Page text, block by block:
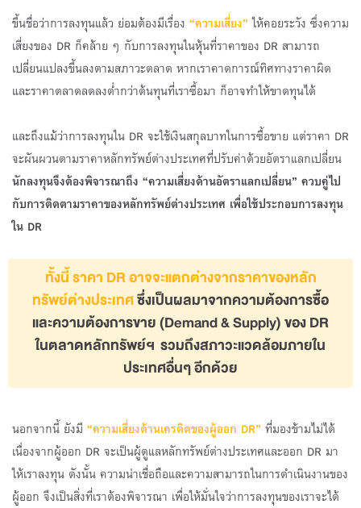
ขึ้นชื่อว่าการลงทุนแล้ว ย่อมต้องมีเรื่อง “ความเสี่ยง” ให้คอยระวัง ซึ่งความ
เสี่ยงของ DR ก็คล้าย ๆ กับการลงทุนในหุ้นที่ราคาของ DR สามารถ
เปลี่ยนแปลงขึ้นลงตามสภาวะตลาด หากเราคาดการณ์ทิศทางราคาผิด
และราคาตลาดลดลงต่ำกว่าต้นทุนที่เราซื้อมา ก็อาจทำให้ขาดทุนได้
และถึงแม้ว่าการลงทุนใน DR จะใช้เงินสกุลบาทในการซื้อขาย แต่ราคา DR
จะผันผวนตามราคาหลักทรัพย์ต่างประเทศที่ปรับค่าด้วยอัตราแลกเปลี่ยน
นักลงทุนจึงต้องพิจารณาถึง “ความเสี่ยงด้านอัตราแลกเปลี่ยน” ควบคู่ไป
กับการติดตามราคาของหลักทรัพย์ต่างประเทศ เพื่อใช้ประกอบการลงทุน
ใน DR
ทั้งนี้ ราคา DR อาจจะแตกต่างจากราคาของหลัก
ทรัพย์ต่างประเทศซึ่งเป็นผลมาจากความต้องการซื้อ
และความต้องการขาย (Demand & Supply) ของ DR
ในตลาดหลักทรัพย์ฯ รวมถึงสภาวะแวดล้อมภายใน
ประเทศอื่นๆ อีกด้วย
นอกจากนี้ ยังมี “ความเสี่ยงด้านเครดิตของผู้ออก DR” ที่มองข้ามไม่ได้
เนื่องจากผู้ออก DR จะเป็นผู้ดูแลหลักทรัพย์ต่างประเทศและออก DR มา
ให้เราลงทุน ดังนั้น ความน่าเชื่อถือและความสามารถในการดำเนินงานของ
ผู้ออก จึงเป็นสิ่งที่เราต้องพิจารณา เพื่อให้มั่นใจว่าการลงทุนของเราจะได้